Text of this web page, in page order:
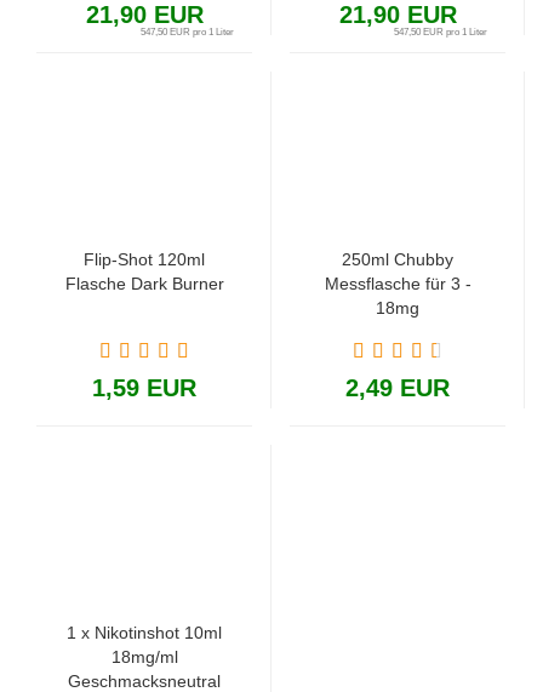
21,90 EUR
547,50 EUR pro 1 Liter
21,90 EUR
547,50 EUR pro 1 Liter
Flip-Shot 120ml
Flasche Dark Burner
1,59 EUR
250ml Chubby
Messflasche für 3 -
18mg
2,49 EUR
1 x Nikotinshot 10ml
18mg/ml
Geschmacksneutral